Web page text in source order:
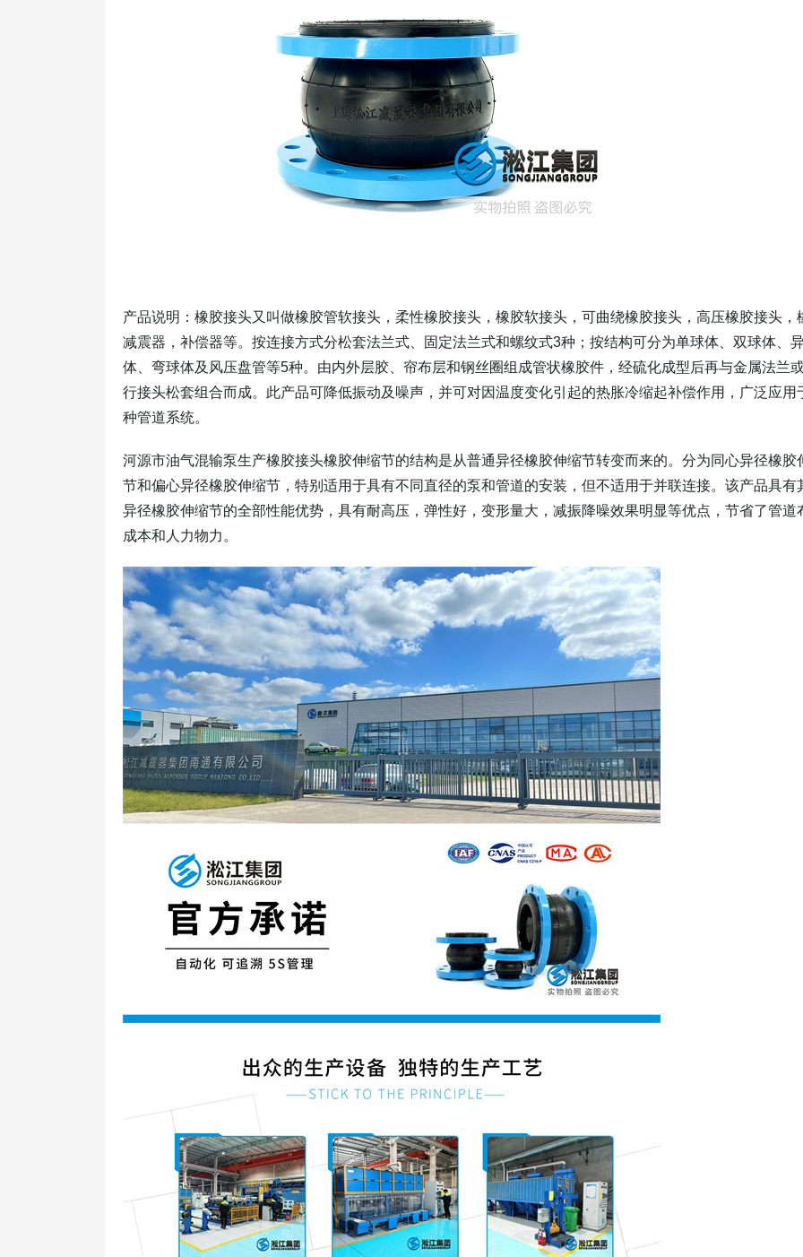
产品说明：橡胶接头又叫做橡胶管软接头，柔性橡胶接头，橡胶软接头，可曲绕橡胶接头，高压橡胶接头，
减震器，补偿器等。按连接方式分松套法兰式、固定法兰式和螺纹式3种；按结构可分为单球体、双球体、
体、弯球体及风压盘管等5种。由内外层胶、帘布层和钢丝圈组成管状橡胶件，经硫化成型后再与金属法兰
行接头松套组合而成。此产品可降低振动及噪声，并可对因温度变化引起的热胀冷缩起补偿作用，广泛应用
种管道系统。
河源市油气混输泵生产橡胶接头橡胶伸缩节的结构是从普通异径橡胶伸缩节转变而来的。分为同心异径橡胶
节和偏心异径橡胶伸缩节，特别适用于具有不同直径的泵和管道的安装，但不适用于并联连接。该产品具有
异径橡胶伸缩节的全部性能优势，具有耐高压，弹性好，变形量大，减振降噪效果明显等优点，节省了管道
成本和人力物力。